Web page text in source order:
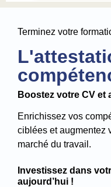
Terminez votre
Boostez votre CV et
Enrichissez vos
ciblées et augmentez
marché du travail.
Investissez dans
aujourd’hui !